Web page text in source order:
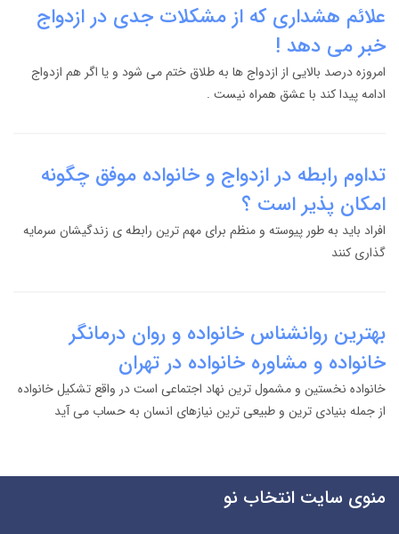
علائم هشداری که از مشکلات جدی در ازدواج
خبر می دهد !
امروزه درصد بالایی از ازدواج ها به طلاق ختم می شود و یا اگر هم ازدواج
ادامه پیدا کند با عشق همراه نیست .
تداوم رابطه در ازدواج و خانواده موفق چگونه
امکان پذیر است ؟
افراد باید به طور پیوسته و منظم برای مهم ترین رابطه ی زندگیشان سرمایه
گذاری کنند
بهترین روانشناس خانواده و روان درمانگر
خانواده و مشاوره خانواده در تهران
خانواده نخستین و مشمول ترین نهاد اجتماعی است در واقع تشکیل خانواده
از جمله بنیادی ترین و طبیعی ترین نیازهای انسان به حساب می آید
منوی سایت انتخاب نو